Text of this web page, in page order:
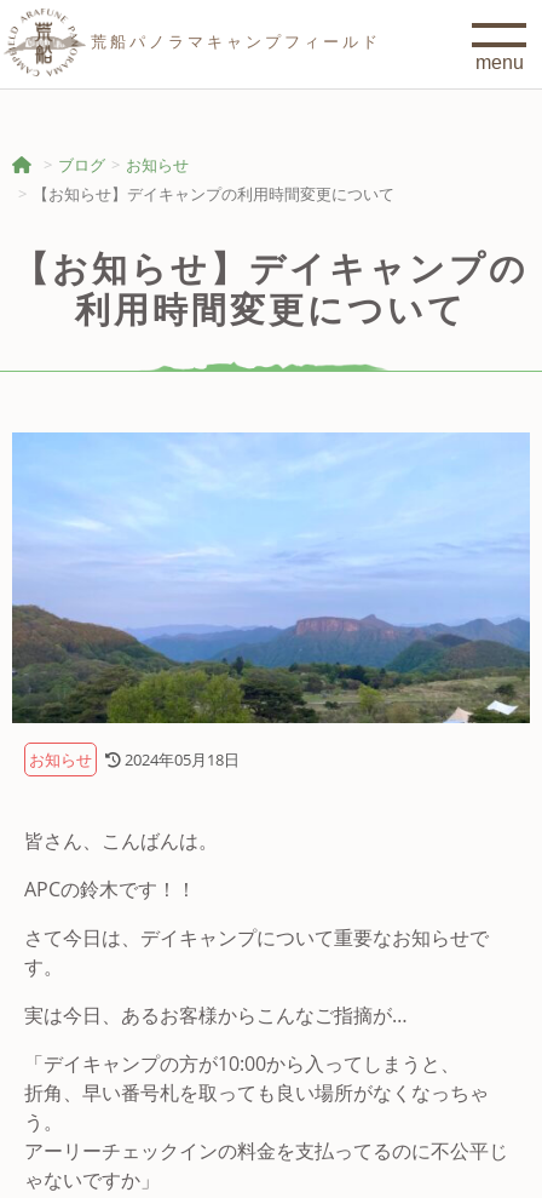
荒船パノラマキャンプフィールド
ブログ
お知らせ
【お知らせ】デイキャンプの利用時間変更について
【お知らせ】デイキャンプの
利用時間変更について
お知らせ 2024年05月18日
皆さん、こんばんは。
APCの鈴木です！！
さて今日は、デイキャンプについて重要なお知らせで
す。
実は今日、あるお客様からこんなご指摘が…
「デイキャンプの方が10:00から入ってしまうと、
折角、早い番号札を取っても良い場所がなくなっちゃ
う。
アーリーチェックインの料金を支払ってるのに不公平じ
ゃないですか」